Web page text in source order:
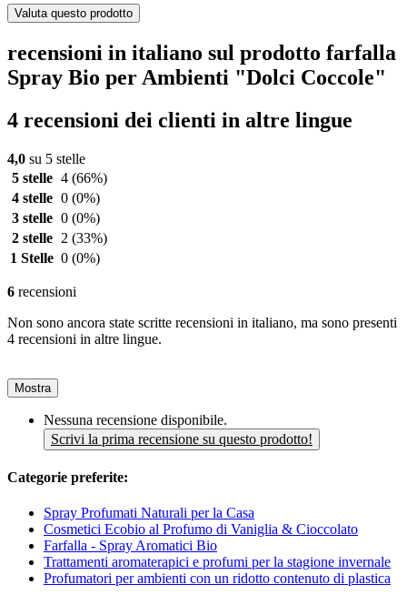
Valuta questo prodotto
recensioni in italiano sul prodotto farfalla
Spray Bio per Ambienti "Dolci Coccole"
4 recensioni dei clienti in altre lingue
4,0 su 5 stelle
5 stelle 4 (66%)
4 stelle 0 (0%)
3 stelle 0 (0%)
2 stelle
2 (33%)
1 Stelle 0 (0%)
6 recensioni
Non sono ancora state scritte recensioni in italiano, ma sono presenti
4 recensioni in altre lingue.
Mostra
Nessuna recensione disponibile.
Scrivi la prima recensione su questo prodotto!
Categorie preferite:
Spray Profumati Naturali per la Casa
Cosmetici Ecobio al Profumo di Vaniglia & Cioccolato
Farfalla - Spray Aromatici Bio
Trattamenti aromaterapici e profumi per la stagione invernale
Profumatori per ambienti con un ridotto contenuto di plastica